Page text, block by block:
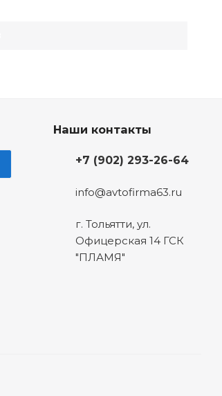
Наши контакты
+7 (902) 293-26-64
info@avtofirma63.ru
г. Тольятти, ул.
Офицерская 14 ГСК
"ПЛАМЯ"